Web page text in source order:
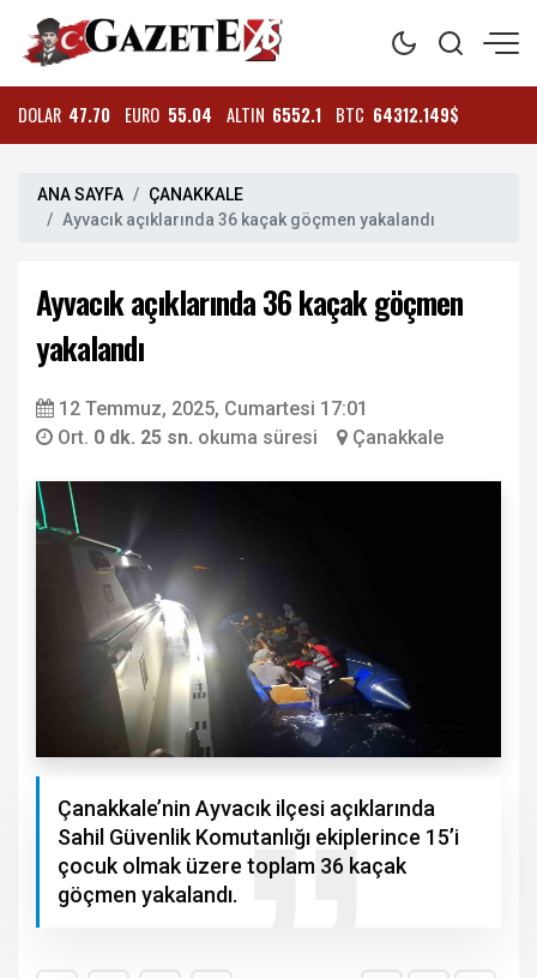
DOLAR 47.70 EURO 55.04 ALTIN 6552.1 BTC 64312.149$
ANA SAYFA
ÇANAKKALE
Ayvacık açıklarında 36 kaçak göçmen yakalandı
Ayvacık açıklarında 36 kaçak göçmen
yakalandı
12 Temmuz, 2025, Cumartesi 17:01
Ort. 0 dk. 25 sn. okuma süresi Çanakkale
Çanakkale’nin Ayvacık ilçesi açıklarında
Sahil Güvenlik Komutanlığı ekiplerince 15’i
çocuk olmak üzere toplam 36 kaçak
göçmen yakalandı.